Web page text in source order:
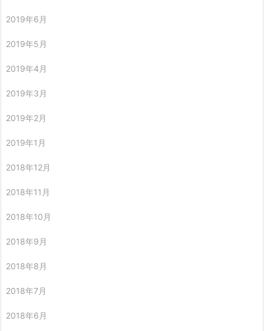
2019年6月
2019年5月
2019年4月
2019年3月
2019年2月
2019年1月
2018年12月
2018年11月
2018年10月
2018年9月
2018年8月
2018年7月
2018年6月